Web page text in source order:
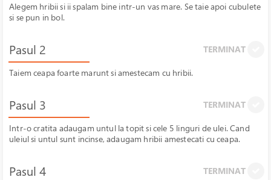
Alegem hribii si ii spalam bine intr-un vas mare. Se taie apoi cubulete
si se pun in bol.
Pasul 2 TERMINAT
Taiem ceapa foarte marunt si amestecam cu hribii.
Pasul 3 TERMINAT
Intr-o cratita adaugam untul la topit si cele 5 linguri de ulei. Cand
uleiul si untul sunt incinse, adaugam hribii amestecati cu ceapa.
Pasul 4 TERMINAT